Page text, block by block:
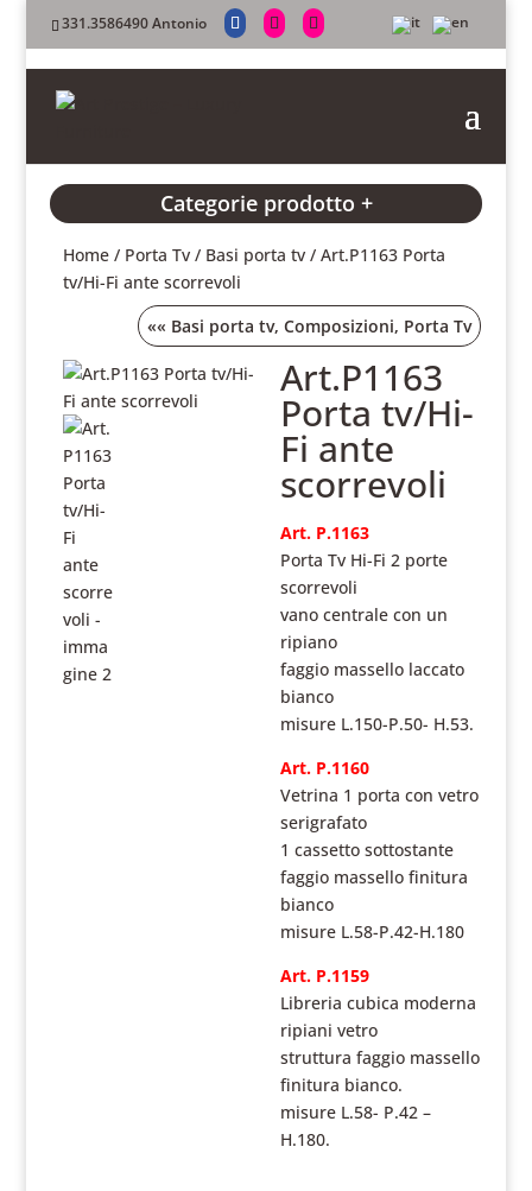
331.3586490 Antonio
Categorie prodotto +
Home / Porta Tv / Basi porta tv / Art.P1163 Porta
tv/Hi-Fi ante scorrevoli
«« Basi porta tv,Composizioni, Porta Tv
Art.P1163
Porta tv/Hi-
Fi ante
scorrevoli
Art. P.1163
Porta Tv Hi-Fi 2 porte
scorrevoli
vano centrale con un
ripiano
faggio massello laccato
bianco
misure L.150-P.50- H.53.
Art. P.1160
Vetrina 1 porta con vetro
serigrafato
1 cassetto sottostante
faggio massello finitura
bianco
misure L.58-P.42-H.180
Art. P.1159
Libreria cubica moderna
ripiani vetro
struttura faggio massello
finitura bianco.
misure L.58- P.42 –
H.180.